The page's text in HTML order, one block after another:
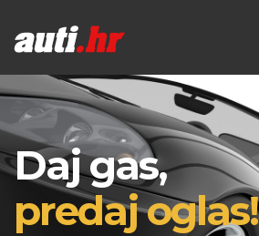
Daj gas,
predaj oglas!